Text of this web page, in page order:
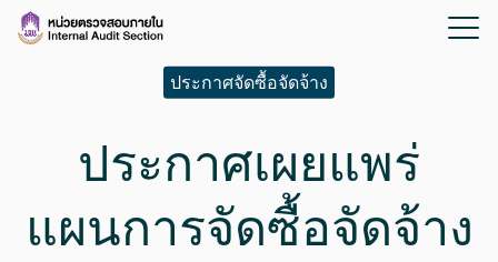
ประกาศจัดซื้อจัดจ้าง
ประกาศเผยแพร่
แผนการจัดซื้อจัดจ้าง